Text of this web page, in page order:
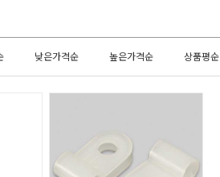
낮은가격순 높은가격순 상품평순